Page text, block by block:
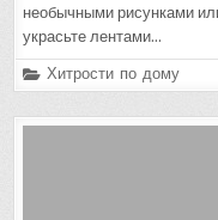
необычными рисунками
украсьте лентами…
Posted
in
Хитрости по дому